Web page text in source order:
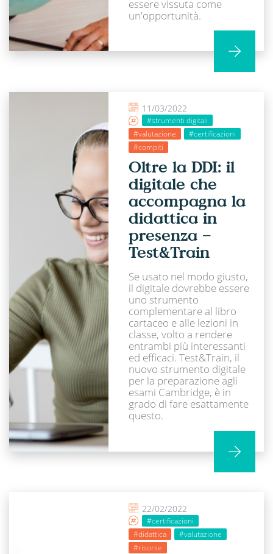
essere vissuta come
un'opportunità.
11/03/2022
#strumenti digitali
#valutazione
#certificazioni
#compiti
Oltre la DDI: il
digitale che
accompagna la
didattica in
presenza –
Test&Train
Se usato nel modo giusto,
il digitale dovrebbe essere
uno strumento
complementare al libro
cartaceo e alle lezioni in
classe, volto a rendere
entrambi più interessanti
ed efficaci. Test&Train, il
nuovo strumento digitale
per la preparazione agli
esami Cambridge, è in
grado di fare esattamente
questo.
22/02/2022
#certificazioni
#didattica
#valutazione
#risorse